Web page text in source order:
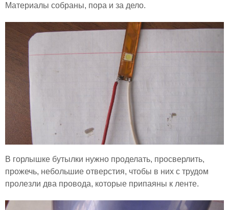
Материалы собраны, пора и за дело.
В горлышке бутылки нужно проделать, просверлить,
прожечь, небольшие отверстия, чтобы в них с трудом
пролезли два провода, которые припаяны к ленте.